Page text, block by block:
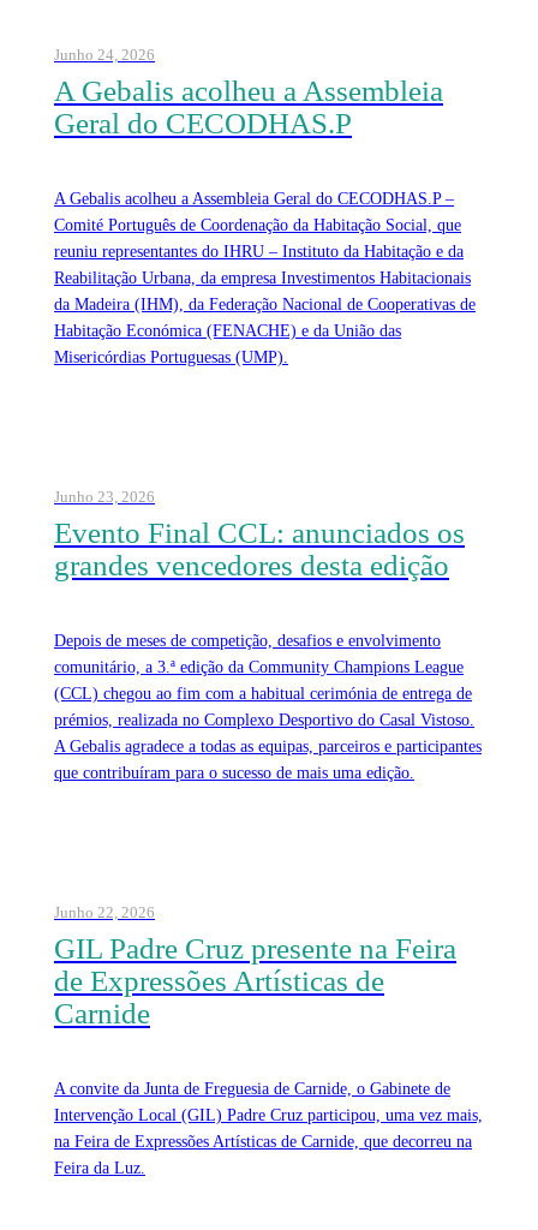
Junho 24, 2026
A Gebalis acolheu a Assembleia
Geral do CECODHAS.P
A Gebalis acolheu a Assembleia Geral do CECODHAS.P –
Comité Português de Coordenação da Habitação Social, que
reuniu representantes do IHRU – Instituto da Habitação e da
Reabilitação Urbana, da empresa Investimentos Habitacionais
da Madeira (IHM), da Federação Nacional de Cooperativas de
Habitação Económica (FENACHE) e da União das
Misericórdias Portuguesas (UMP).
Junho 23, 2026
Evento Final CCL: anunciados os
grandes vencedores desta edição
Depois de meses de competição, desafios e envolvimento
comunitário, a 3.ª edição da Community Champions League
(CCL) chegou ao fim com a habitual cerimónia de entrega de
prémios, realizada no Complexo Desportivo do Casal Vistoso.
A Gebalis agradece a todas as equipas, parceiros e participantes
que contribuíram para o sucesso de mais uma edição.
Junho 22, 2026
GIL Padre Cruz presente na Feira
de Expressões Artísticas de
Carnide
A convite da Junta de Freguesia de Carnide, o Gabinete de
Intervenção Local (GIL) Padre Cruz participou, uma vez mais,
na Feira de Expressões Artísticas de Carnide, que decorreu na
Feira da Luz.